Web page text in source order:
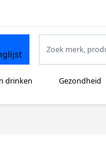
drinken Gezondheid